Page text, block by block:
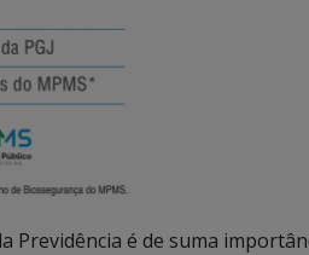
Previdência é de suma